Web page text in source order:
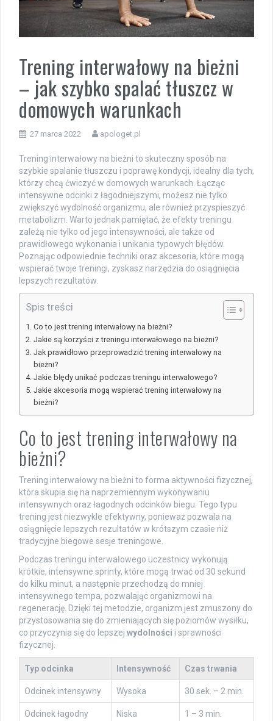
Trening interwałowy na bieżni
– jak szybko spalać tłuszcz w
domowych warunkach
27 marca 2022 apologet.pl
Trening interwałowy na bieżni to skuteczny sposób na
szybkie spalanie tłuszczu i poprawę kondycji, idealny dla tych,
którzy chcą ćwiczyć w domowych warunkach. Łącząc
intensywne odcinki z łagodniejszymi, możesz nie tylko
zwiększyć wydolność organizmu, ale również przyspieszyć
metabolizm. Warto jednak pamiętać, że efekty treningu
zależą nie tylko od jego intensywności, ale także od
prawidłowego wykonania i unikania typowych błędów.
Poznając odpowiednie techniki oraz akcesoria, które mogą
wspierać twoje treningi, zyskasz narzędzia do osiągnięcia
lepszych rezultatów.
Spis treści
Co to jest trening interwałowy na bieżni?
Jakie są korzyści z treningu interwałowego na bieżni?
Jak prawidłowo przeprowadzić trening interwałowy na
bieżni?
Jakie błędy unikać podczas treningu interwałowego?
Jakie akcesoria mogą wspierać trening interwałowy na
bieżni?
Co to jest trening interwałowy na
bieżni?
Trening interwałowy na bieżni to forma aktywności fizycznej,
która skupia się na naprzemiennym wykonywaniu
intensywnych oraz łagodnych odcinków biegu. Tego typu
trening jest niezwykle efektywny, ponieważ pozwala na
osiągnięcie lepszych rezultatów w krótszym czasie niż
tradycyjne biegowe sesje treningowe.
Podczas treningu interwałowego uczestnicy wykonują
krótkie, intensywne sprinty, które mogą trwać od 30 sekund
do kilku minut, a następnie przechodzą do mniej
intensywnego tempa, pozwalając organizmowi na
regenerację. Dzięki tej metodzie, organizm jest zmuszony do
przystosowania się do zmieniających się poziomów wysiłku,
co przyczynia się do lepszej wydolności i sprawności
fizycznej.
Typ odcinka Intensywność Czas trwania
Odcinek intensywny Wysoka 30 sek. – 2 min.
Odcinek łagodny Niska 1 – 3 min.